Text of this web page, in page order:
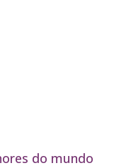
do mundo